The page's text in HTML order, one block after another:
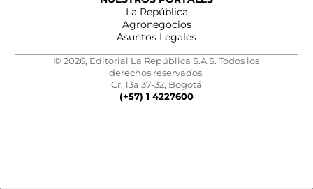
La República
Agronegocios
Asuntos Legales
© 2026, Editorial La República S.A.S. Todos los
derechos reservados.
Cr. 13a 37-32, Bogotá
(+57) 1 4227600